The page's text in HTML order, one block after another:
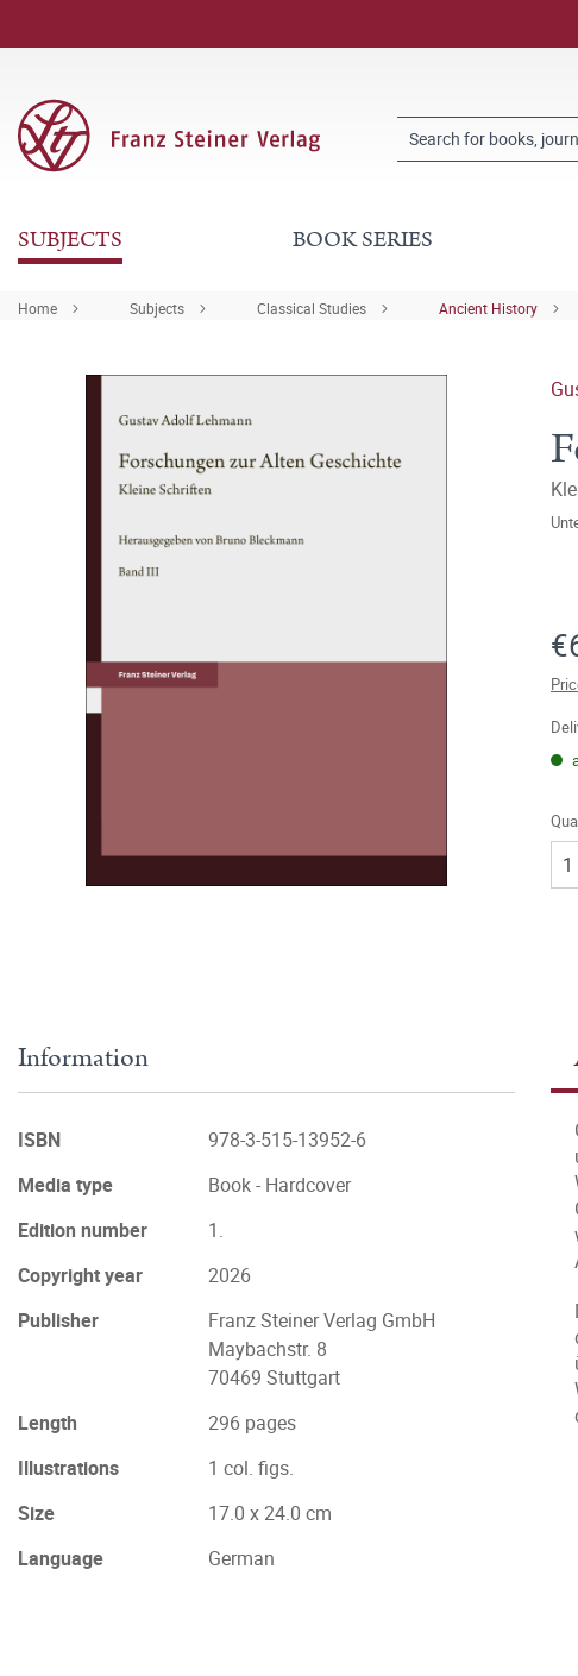
SUBJECTS BOOK SERIES
Home Subjects Classical Studies Ancient History
Information
ISBN
978-3-515-13952-6
Media type
Book - Hardcover
Edition number
1.
Copyright year
2026
Publisher
Franz Steiner Verlag GmbH
Maybachstr. 8
70469 Stuttgart
Length
296 pages
Illustrations
1 col. figs.
Size
17.0 x 24.0 cm
Language
German